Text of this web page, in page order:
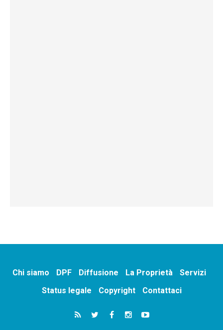
Chi siamo DPF Diffusione La Proprietà
Servizi
Status legale
Copyright Contattaci